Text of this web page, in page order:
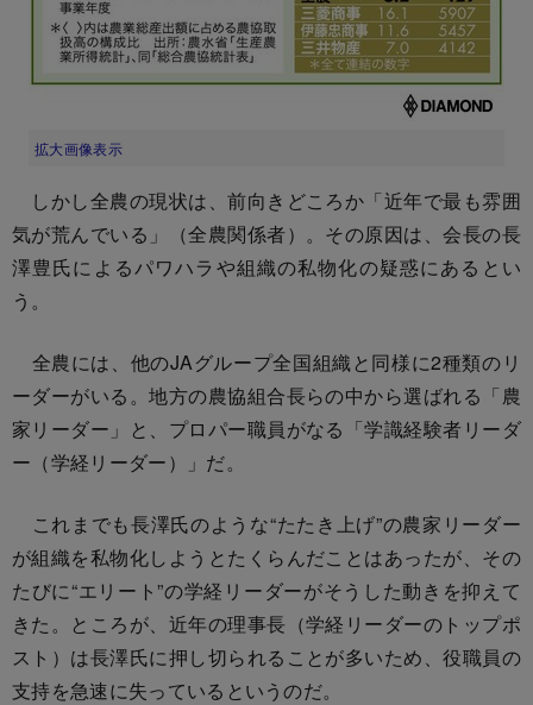
拡大画像表示
しかし全農の現状は、前向きどころか「近年で最も雰囲
気が荒んでいる」（全農関係者）。その原因は、会長の長
澤豊氏によるパワハラや組織の私物化の疑惑にあるとい
う。
全農には、他のJAグループ全国組織と同様に2種類のリ
ーダーがいる。地方の農協組合長らの中から選ばれる「農
家リーダー」と、プロパー職員がなる「学識経験者リーダ
ー（学経リーダー）」だ。
これまでも長澤氏のような“たたき上げ”の農家リーダー
が組織を私物化しようとたくらんだことはあったが、その
たびに“エリート”の学経リーダーがそうした動きを抑えて
きた。ところが、近年の理事長（学経リーダーのトップポ
スト）は長澤氏に押し切られることが多いため、役職員の
支持を急速に失っているというのだ。